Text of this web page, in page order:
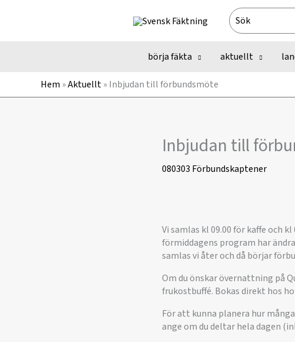
Search
for:
börja fäkta aktuellt
Hem »Aktuellt»Inbjudan till förbundsmöte
Inbjudan till
080303 Förbundskaptener
Vi samlas kl 09.00 för kaffe och
förmiddagens program har
samlas vi åter och då börjar
Om du önskar övernattning på
frukostbuffé. Bokas direkt hos
För att kunna planera hur
ange om du deltar hela dagen